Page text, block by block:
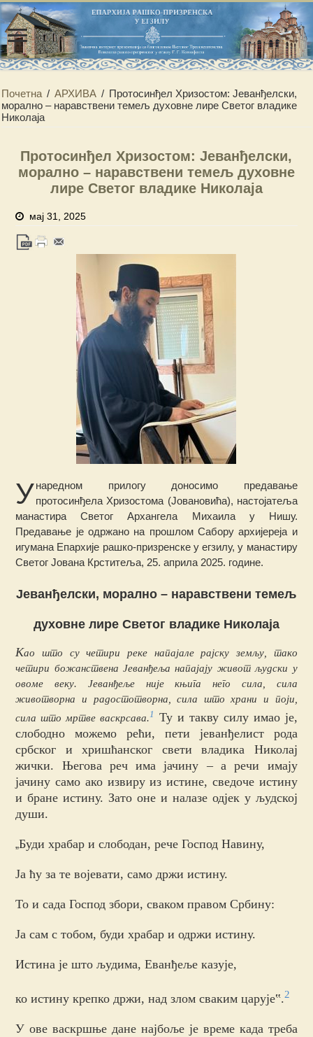
Почетна / АРХИВА / Протосинђел Хризостом: Јеванђелски,
морално – наравствени темељ духовне лире Светог владике
Николаја
Протосинђел Хризостом: Јеванђелски,
морално – наравствени темељ духовне
лире Светог владике Николаја
мај 31, 2025
Унаредном прилогу доносимо предавање
протосинђела Хризостома (Јовановића), настојатеља
манастира Светог Архангела Михаила у Нишу.
Предавање је одржано на прошлом Сабору архијереја и
игумана Епархије рашко-призренске у егзилу, у манастиру
Светог Јована Крститеља, 25. априла 2025. године.
Јеванђелски, морално – наравствени темељ
духовне лире Светог владике Николаја
Kао што су четири реке напајале рајску земљу, тако
четири божанствена Јеванђеља напајају живот људски у
овоме веку. Јеванђеље није књига него сила, сила
животворна и радостотворна, сила што храни и поји,
сила што мртве васкрсава.1
Ту и такву силу имао је,
слободно можемо рећи, пети јеванђелист рода
србског и хришћанског свети владика Николај
жички. Његова реч има јачину – а речи имају
јачину само ако извиру из истине, сведоче истину
и бране истину. Зато оне и налазе одјек у људској
души.
„Буди храбар и слободан, рече Господ Навину,
Ја ћу за те војевати, само држи истину.
То и сада Господ збори, сваком правом Србину:
Ја сам с тобом, буди храбар и одржи истину.
Истина је што људима, Еванђеље казује,
ко истину крепко држи, над злом сваким царује‟.2
У ове васкршње дане најбоље је време када треба